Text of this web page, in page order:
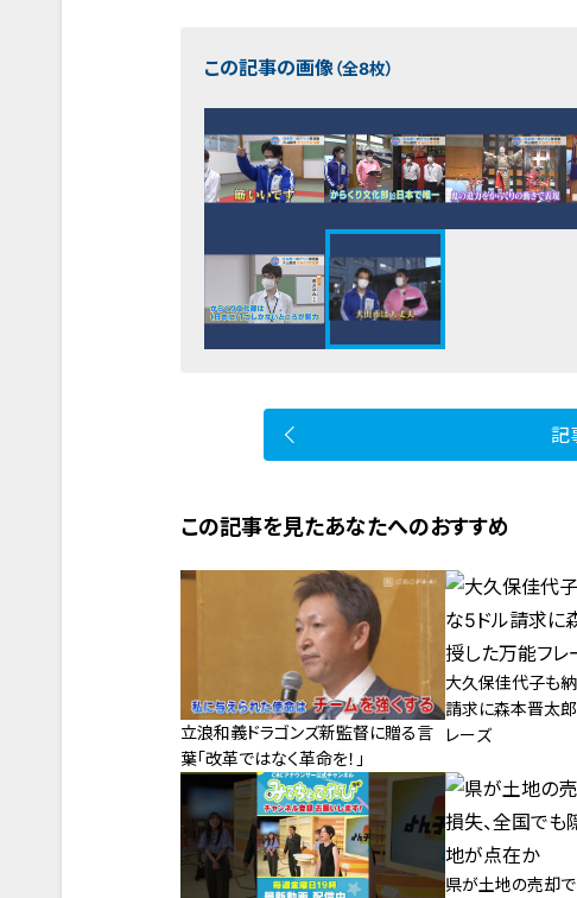
この記事の画像（全8枚）
記
この記事を見たあなたへのおすすめ
立浪和義ドラゴンズ新監督に贈る言
葉「改革ではなく革命を！」
大久保佳代子も
請求に森本晋太
レーズ
県が土地の売却